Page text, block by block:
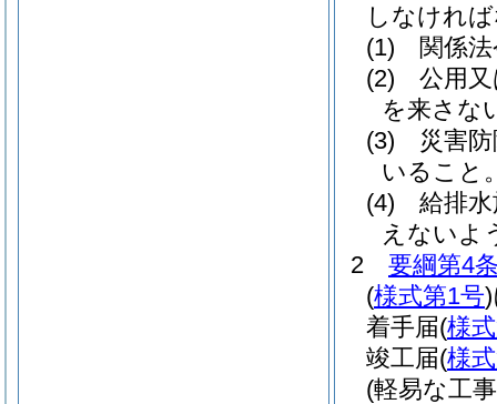
しなけれ
(1)
関係
(2)
公用
を来さな
(3)
災害
いること
(4)
給排
えないよ
2
要綱第4
(様式第1号)
着手届(様
竣工届(様
(軽易な工